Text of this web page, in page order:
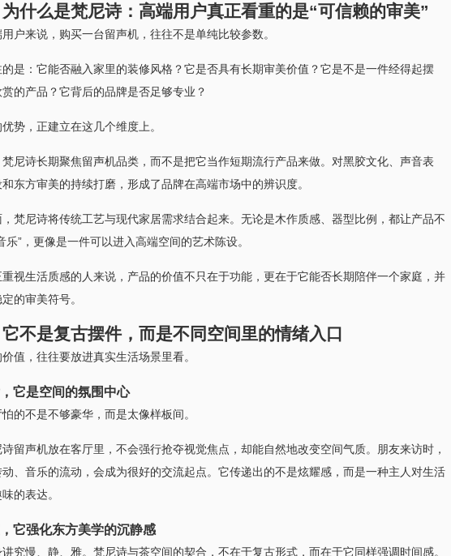
什么是梵尼诗：高端用户真正看重的是“可信赖的审美”
户来说，购买一台留声机，往往不是单纯比较参数。
是：它能否融入家里的装修风格？它是否具有长期审美价值？它是不是一件经得起摆
的产品？它背后的品牌是否足够专业？
势，正建立在这几个维度上。
尼诗长期聚焦留声机品类，而不是把它当作短期流行产品来做。对黑胶文化、声音表
东方审美的持续打磨，形成了品牌在高端市场中的辨识度。
，梵尼诗将传统工艺与现代家居需求结合起来。无论是木作质感、器型比例，都让产品不
乐”，更像是一件可以进入高端空间的艺术陈设。
重视生活质感的人来说，产品的价值不只在于功能，更在于它能否长期陪伴一个家庭，并
的审美符号。
不是复古摆件，而是不同空间里的情绪入口
值，往往要放进真实生活场景里看。
它是空间的氛围中心
的不是不够豪华，而是太像样板间。
留声机放在客厅里，不会强行抢夺视觉焦点，却能自然地改变空间气质。朋友来访时，
、音乐的流动，会成为很好的交流起点。它传递出的不是炫耀感，而是一种主人对生活
的表达。
它强化东方美学的沉静感
究慢、静、雅。梵尼诗与茶空间的契合，不在于复古形式，而在于它同样强调时间感。